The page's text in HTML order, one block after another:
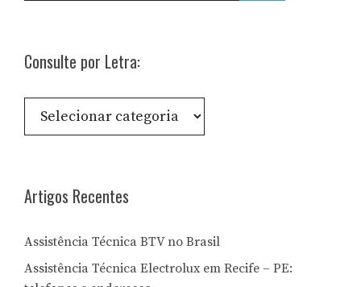
Consulte por Letra:
Consulte
por
Artigos Recentes
Assistência Técnica BTV no Brasil
Assistência Técnica Electrolux em Recife – PE: